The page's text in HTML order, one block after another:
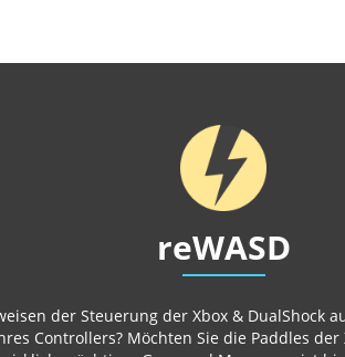
reWASD
der Steuerung der Xbox & DualShock
Controllers? Möchten Sie die Paddles